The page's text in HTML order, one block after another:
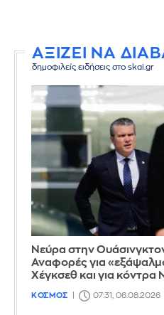
ΑΞΙΖΕΙ ΝΑ
δημοφιλείς ειδήσεις στο skai.gr
Νεύρα στην
Αναφορές για
Χέγκσεθ και για κόντρα
ΚΟΣΜΟΣ 07:31, 06.08.2026